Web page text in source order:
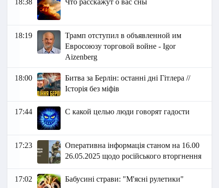
18:38 Что расскажут о вас сны
18:19
Трамп отступил в объявленной им
Евросоюзу торговой войне - Igor
Aizenberg
18:00
Битва за Берлін: останні дні Гітлера //
Історія без міфів
17:44 С какой целью люди говорят гадости
17:23
Оперативна інформація станом на 16.00
26.05.2025 щодо російського вторгнення
17:02 Бабусині страви: "М'ясні рулетики"